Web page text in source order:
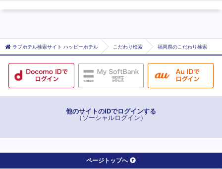
ラブホテル検索サイト ハッピーホテル こだわり検索 福岡県のこだわり検索
他のサイトのIDでログインする
（ソーシャルログイン）
ページトップへ